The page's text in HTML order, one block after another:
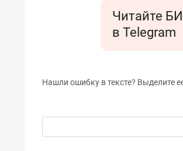
Читайте
в Telegram
Нашли ошибку в тексте? Выделите